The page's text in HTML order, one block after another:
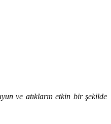
ve atıkların etkin bir şekilde